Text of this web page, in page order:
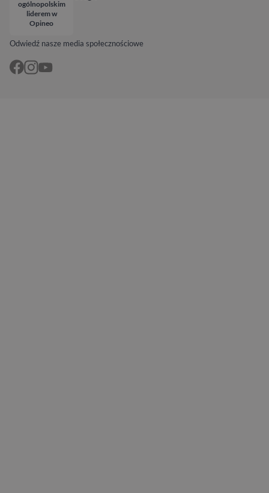
Odwiedź nasze media społecznościowe
ogólnopolskim
liderem w
Opineo